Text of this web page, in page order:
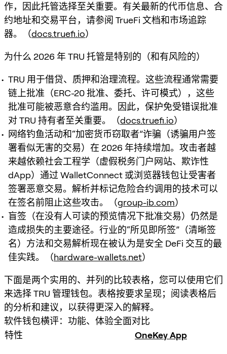
作，因此托管选择至关重要。有关最新的代币信息、合
约地址和交易平台，请参阅 TrueFi 文档和市场追踪
器。（docs.truefi.io）
为什么 2026 年 TRU 托管是特别的（和有风险的）
TRU 用于借贷、质押和治理流程。这些流程通常需要
链上批准（ERC-20 批准、委托、许可模式），这些
批准可能被恶意合约滥用。因此，保护免受错误批准
对 TRU 持有者至关重要。（docs.truefi.io）
网络钓鱼活动和“加密货币窃取者”诈骗（诱骗用户签
署看似无害的交易）在 2026 年持续增加。攻击者越
来越依赖社会工程学（虚假税务门户网站、欺诈性
dApp）通过 WalletConnect 或浏览器钱包让受害者
签署恶意交易。解析并标记危险合约调用的技术可以
在签名前阻止这些攻击。（group-ib.com）
盲签（在没有人可读的预览情况下批准交易）仍然是
造成损失的主要途径。行业的“所见即所签”（清晰签
名）方法和交易解析现在被认为是安全 DeFi 交互的最
佳实践。（hardware-wallets.net）
下面是两个实用的、并列的比较表格，您可以使用它们
来选择 TRU 管理钱包。表格按要求呈现；阅读表格后
的分析和建议，以获得更深入的解释。
软件钱包横评：功能、体验全面对比
特性
OneKey App